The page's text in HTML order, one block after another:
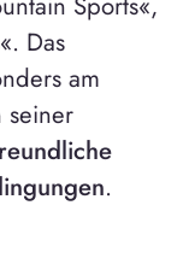
Das
am
seiner
.